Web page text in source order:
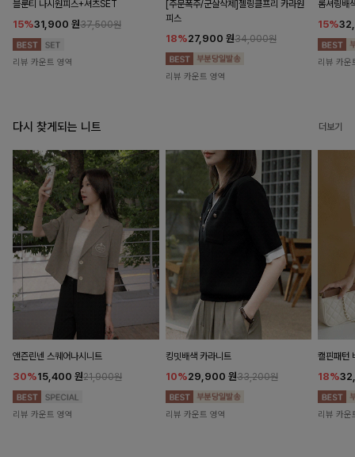
블룬티 나시원피스+셔츠SET
15%31,900 원37,500원
리뷰 카운트 영역
[주문폭주/군살삭제]젤링클프리 카라원
피스
18%27,900 원34,000원
리뷰 카운트 영역
롬셔링배
15%
리뷰 카운
다시 찾게되는 니트 더보기
앤즌린넨 스퀘어나시니트
30%15,400 원21,900원
리뷰 카운트 영역
킹밋배색 카라니트
10%29,900 원33,200원
리뷰 카운트 영역
캘핀패턴
18%
리뷰 카운